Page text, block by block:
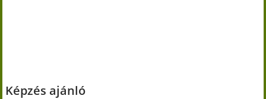
Képzés ajánló